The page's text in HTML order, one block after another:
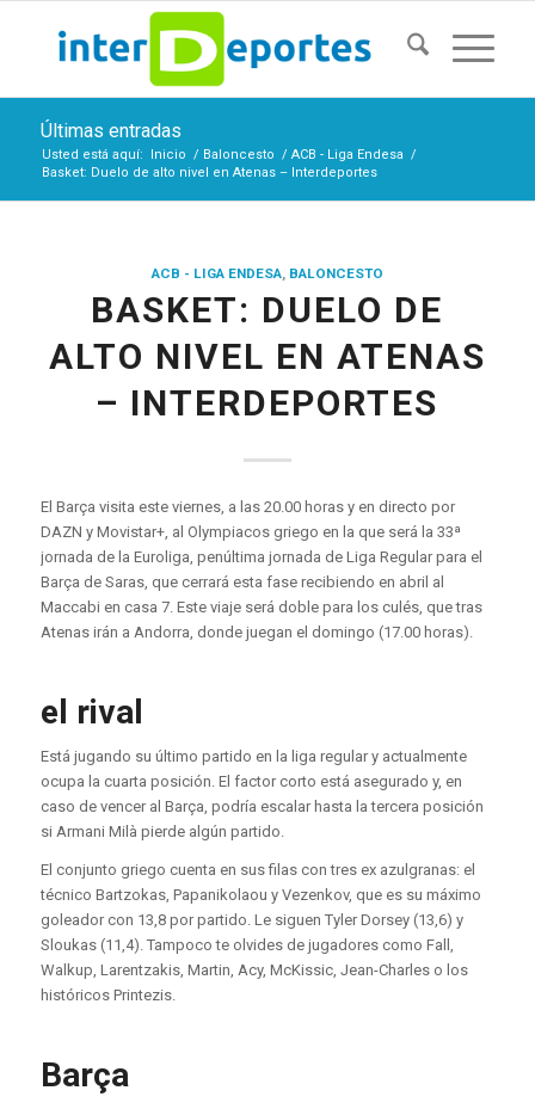
Últimas entradas
Usted está aquí: Inicio / Baloncesto / ACB - Liga Endesa /
Basket: Duelo de alto nivel en Atenas – Interdeportes
ACB - LIGA ENDESA, BALONCESTO
BASKET: DUELO DE
ALTO NIVEL EN ATENAS
– INTERDEPORTES
El Barça visita este viernes, a las 20.00 horas y en directo por
DAZN y Movistar+, al Olympiacos griego en la que será la 33ª
jornada de la Euroliga, penúltima jornada de Liga Regular para el
Barça de Saras, que cerrará esta fase recibiendo en abril al
Maccabi en casa 7. Este viaje será doble para los culés, que tras
Atenas irán a Andorra, donde juegan el domingo (17.00 horas).
el rival
Está jugando su último partido en la liga regular y actualmente
ocupa la cuarta posición. El factor corto está asegurado y, en
caso de vencer al Barça, podría escalar hasta la tercera posición
si Armani Milà pierde algún partido.
El conjunto griego cuenta en sus filas con tres ex azulgranas: el
técnico Bartzokas, Papanikolaou y Vezenkov, que es su máximo
goleador con 13,8 por partido. Le siguen Tyler Dorsey (13,6) y
Sloukas (11,4). Tampoco te olvides de jugadores como Fall,
Walkup, Larentzakis, Martin, Acy, McKissic, Jean-Charles o los
históricos Printezis.
Barça